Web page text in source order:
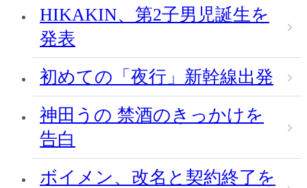
HIKAKIN、第2子男児誕生を
発表
初めての「夜行」新幹線出発
神田うの 禁酒のきっかけを
告白
ボイメン、改名と契約終了を